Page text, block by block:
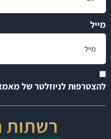
מייל
להצטרפות לניוזלטר של
רשתות